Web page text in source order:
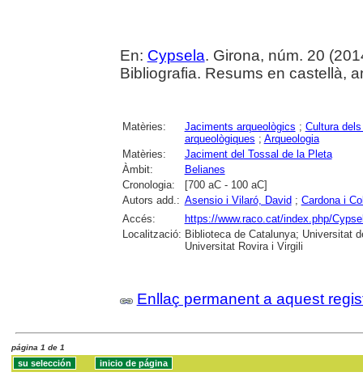
En: Cypsela. Girona, núm. 20
Bibliografia. Resums en castellà,
Matèries: Jaciments arqueològics ; Cultura
arqueològiques ; Arqueologia
Matèries:
Jaciment del Tossal de la Pleta
Àmbit:
Belianes
Cronologia:
[700 aC - 100 aC]
Autors add.: Asensio i Vilaró, David ; Cardona i
Accés:
https://www.raco.cat/index.php/
Localització: Biblioteca de Catalunya; Universitat
Universitat Rovira i Virgili
Enllaç permanent a aquest
página 1 de 1